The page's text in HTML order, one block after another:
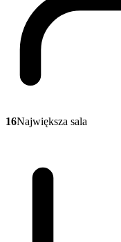
16Największa sala